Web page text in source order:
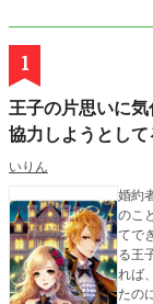
1
王子の片思いに
協力しようとし
いりん
婚約
のこ
てで
る王子
れば
たの